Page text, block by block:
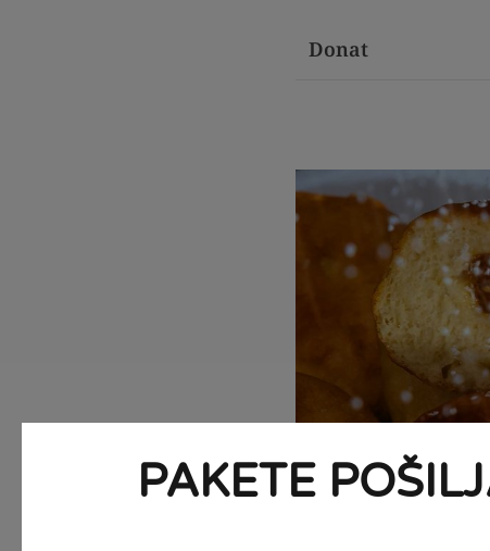
Donat
PAKETE